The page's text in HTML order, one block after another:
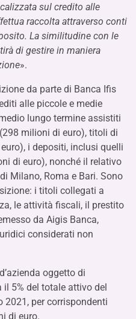
sul credito alle
raccolta attraverso conti
La similitudine con le
di gestire in maniera
».
da parte di Banca Ifis
alle piccole e medie
lungo termine assistiti
milioni di euro), titoli di
i depositi, inclusi quelli
di euro), nonché il relativo
Milano, Roma e Bari. Sono
i titoli collegati a
le attività fiscali, il prestito
da Aigis Banca,
considerati non
oggetto di
5% del totale attivo del
2021, per corrispondenti
di euro.